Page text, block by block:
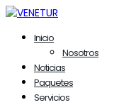
Inicio
Nosotros
Noticias
Paquetes
Servicios